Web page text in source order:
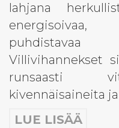
lahjana
energisoivaa,
puhdistavaa
Villivihannekset
runsaasti
kivennäisaineita
LUE LISÄÄ